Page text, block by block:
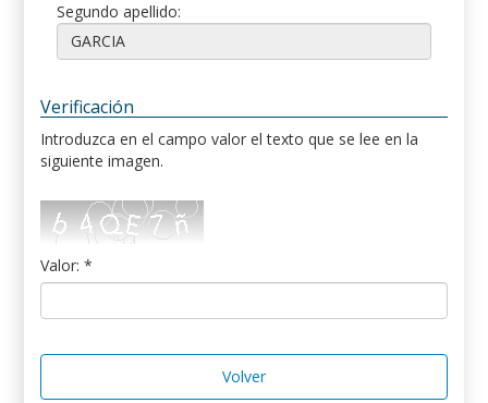
Segundo apellido:
Verificación
Introduzca en el campo valor el texto que se lee en la
siguiente imagen.
Valor: *
Volver